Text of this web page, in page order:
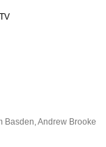
Basden,Andrew Brooke